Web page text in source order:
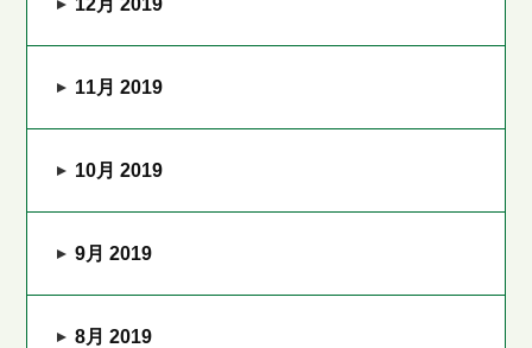
12月 2019
11月 2019
10月 2019
9月 2019
8月 2019